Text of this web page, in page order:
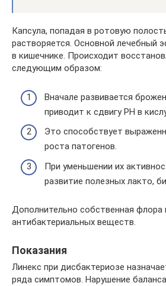
Капсула, попадая в ротовую
растворяется. Основной лечебный
в кишечнике. Происходит
следующим образом:
Вначале развивается
приводит к сдвигу РН в
Это способствует
роста патогенов.
При уменьшении их
развитие полезных лакто,
Дополнительно собственная
антибактериальных веществ.
Показания
Линекс при дисбактериозе
ряда симптомов. Нарушение